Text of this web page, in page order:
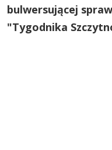
bulwersującej
"Tygodnika